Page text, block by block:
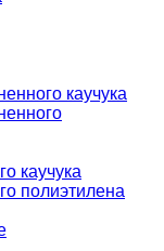
каучука
каучука
полиэтилена